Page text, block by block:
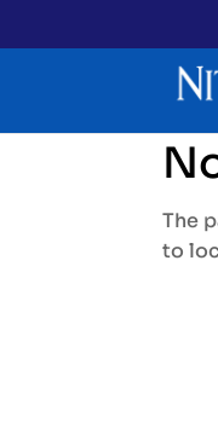
The
to